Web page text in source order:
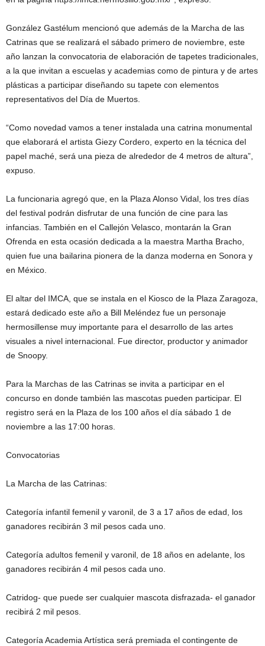
González Gastélum mencionó que además de la Marcha de las
Catrinas que se realizará el sábado primero de noviembre, este
año lanzan la convocatoria de elaboración de tapetes tradicionales,
a la que invitan a escuelas y academias como de pintura y de artes
plásticas a participar diseñando su tapete con elementos
representativos del Día de Muertos.
“Como novedad vamos a tener instalada una catrina monumental
que elaborará el artista Giezy Cordero, experto en la técnica del
papel maché, será una pieza de alrededor de 4 metros de altura”,
expuso.
La funcionaria agregó que, en la Plaza Alonso Vidal, los tres días
del festival podrán disfrutar de una función de cine para las
infancias. También en el Callejón Velasco, montarán la Gran
Ofrenda en esta ocasión dedicada a la maestra Martha Bracho,
quien fue una bailarina pionera de la danza moderna en Sonora y
en México.
El altar del IMCA, que se instala en el Kiosco de la Plaza Zaragoza,
estará dedicado este año a Bill Meléndez fue un personaje
hermosillense muy importante para el desarrollo de las artes
visuales a nivel internacional. Fue director, productor y animador
de Snoopy.
Para la Marchas de las Catrinas se invita a participar en el
concurso en donde también las mascotas pueden participar. El
registro será en la Plaza de los 100 años el día sábado 1 de
noviembre a las 17:00 horas.
Convocatorias
La Marcha de las Catrinas:
Categoría infantil femenil y varonil, de 3 a 17 años de edad, los
ganadores recibirán 3 mil pesos cada uno.
Categoría adultos femenil y varonil, de 18 años en adelante, los
ganadores recibirán 4 mil pesos cada uno.
Catridog- que puede ser cualquier mascota disfrazada- el ganador
recibirá 2 mil pesos.
Categoría Academia Artística será premiada el contingente de